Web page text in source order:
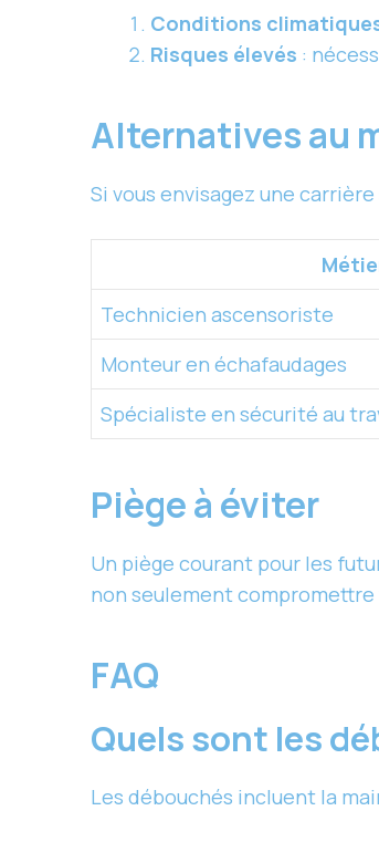
Conditions
Risques élevés :
Alternatives au
Si vous envisagez une
Technicien ascensoriste
Monteur en échafaudages
Spécialiste en sécurité au
Piège à éviter
Un piège courant pour les
non seulement compromettre
FAQ
Quels sont les
Les débouchés incluent la